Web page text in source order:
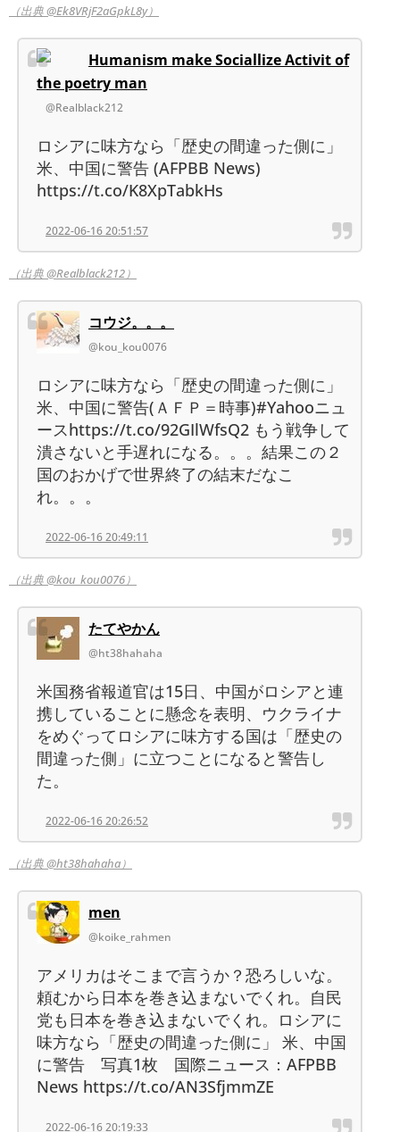
（出典 @Ek8VRjF2aGpkL8y）
Humanism make Sociallize Activit of
the poetry man
@Realblack212
ロシアに味方なら「歴史の間違った側に」
米、中国に警告 (AFPBB News)
https://t.co/K8XpTabkHs
2022-06-16 20:51:57
（出典 @Realblack212）
コウジ。。。
@kou_kou0076
ロシアに味方なら「歴史の間違った側に」
米、中国に警告(ＡＦＰ＝時事)#Yahooニュ
ースhttps://t.co/92GIlWfsQ2 もう戦争して
潰さないと手遅れになる。。。結果この２
国のおかげで世界終了の結末だなこ
れ。。。
2022-06-16 20:49:11
（出典 @kou_kou0076）
たてやかん
@ht38hahaha
米国務省報道官は15日、中国がロシアと連
携していることに懸念を表明、ウクライナ
をめぐってロシアに味方する国は「歴史の
間違った側」に立つことになると警告し
た。
2022-06-16 20:26:52
（出典 @ht38hahaha）
men
@koike_rahmen
アメリカはそこまで言うか？恐ろしいな。
頼むから日本を巻き込まないでくれ。自民
党も日本を巻き込まないでくれ。ロシアに
味方なら「歴史の間違った側に」 米、中国
に警告 写真1枚 国際ニュース：AFPBB
News https://t.co/AN3SfjmmZE
2022-06-16 20:19:33